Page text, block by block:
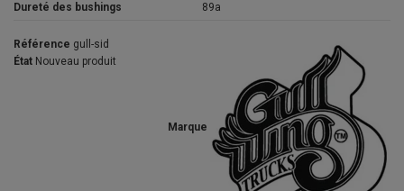
Dureté des bushings 89a
Marque
Référence gull-sid
État Nouveau produit